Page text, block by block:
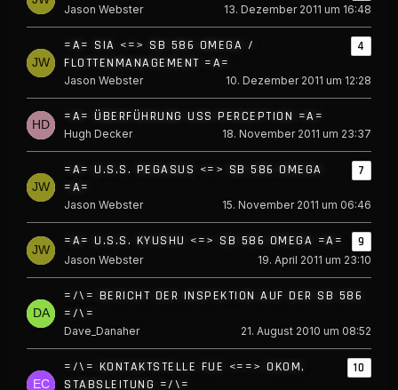
Jason Webster 13. Dezember 2011 um 16:48
=A= SIA <=> SB 586 OMEGA /
FLOTTENMANAGEMENT =A=
4
Jason Webster 10. Dezember 2011 um 12:28
=A= ÜBERFÜHRUNG USS PERCEPTION =A=
Hugh Decker 18. November 2011 um 23:37
=A= U.S.S. PEGASUS <=> SB 586 OMEGA
=A=
7
Jason Webster 15. November 2011 um 06:46
=A= U.S.S. KYUSHU <=> SB 586 OMEGA =A= 9
Jason Webster 19. April 2011 um 23:10
=/\= BERICHT DER INSPEKTION AUF DER SB 586
=/\=
Dave_Danaher 21. August 2010 um 08:52
=/\= KONTAKTSTELLE FUE <==> OKOM,
STABSLEITUNG =/\=
10